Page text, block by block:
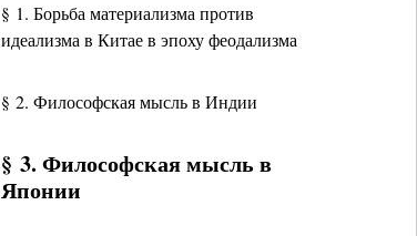
§ 1. Борьба материализма против
идеализма в Китае в эпоху феодализма
§ 2. Философская мысль в Индии
§ 3. Философская мысль в
Японии